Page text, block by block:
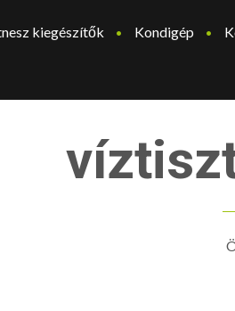
kiegészítők Kondigép